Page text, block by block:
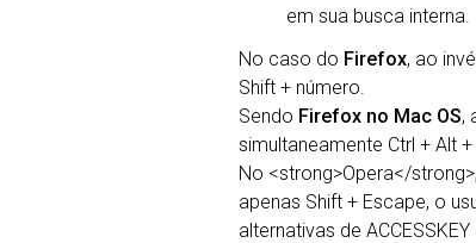
em sua busca interna.
No caso do Firefox, ao
Shift + número.
Sendo Firefox no Mac OS,
simultaneamente Ctrl + Alt
No <strong>Opera</
apenas Shift + Escape, o
alternativas de